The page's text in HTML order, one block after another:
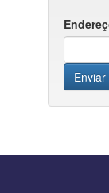
Enviar